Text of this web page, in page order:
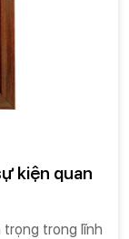
kiện quan
trọng trong lĩnh